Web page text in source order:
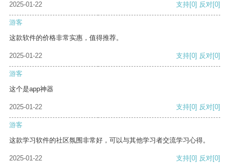
2025-01-22 支持[0] 反对[0]
游客
这款软件的价格非常实惠，值得推荐。
2025-01-22 支持[0] 反对[0]
游客
这个是app神器
2025-01-22 支持[0] 反对[0]
游客
这款学习软件的社区氛围非常好，可以与其他学习者交流学习心得。
2025-01-22 支持[0] 反对[0]